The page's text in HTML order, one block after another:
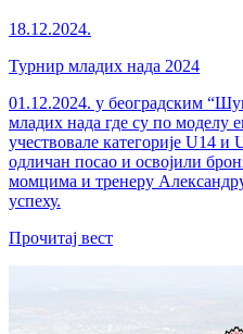
18.12.2024.
Турнир младих нада 2024
01.12.2024. у београдским
младих нада где су по моделу
учествовале категорије U14
одличан посао и освојили
момцима и тренеру
успеху.
Прочитај вест